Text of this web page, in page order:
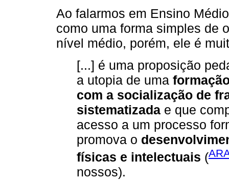
Ao falarmos em Ensino
como uma forma simples de
nível médio, porém, ele é
[...] é uma proposição
a utopia de uma
com a socialização de
sistematizada e que
acesso a um processo
promova o
físicas e intelectuais (
nossos).